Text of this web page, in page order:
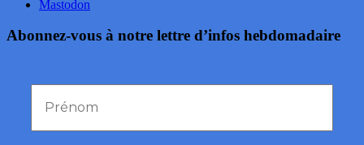
Mastodon
Abonnez-vous à notre lettre d’infos hebdomadaire